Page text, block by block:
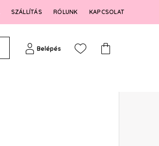
SZÁLLÍTÁS RÓLUNK KAPCSOLAT
Belépés